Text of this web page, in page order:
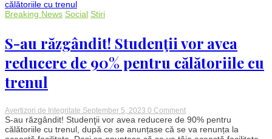
viermi
primite
de
studenți
Breaking News Social Stiri
S-au răzgândit! Studenţii vor avea
reducere de 90% pentru călătoriile cu
trenul
Avertizori de Integritate September 5, 2023 0 Commenton
S-
au
răzgândit!
S-au răzgândit! Studenţii vor avea reducere de 90% pentru
călătoriile cu trenul, după ce se anunțase că se va renunța la